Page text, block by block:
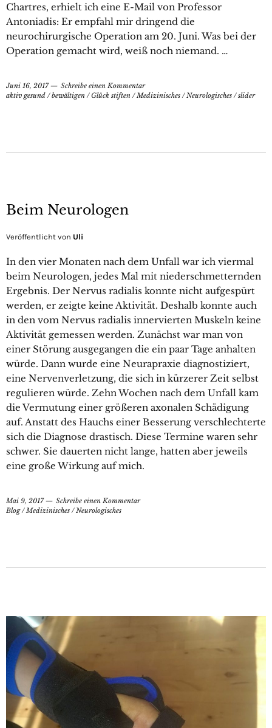
Chartres, erhielt ich eine E-Mail von Professor
Antoniadis: Er empfahl mir dringend die
neurochirurgische Operation am 20. Juni. Was bei der
Operation gemacht wird, weiß noch niemand. …
Juni 16, 2017
Schreibe einen Kommentar
aktiv gesund /bewältigen /Glück stiften /Medizinisches /Neurologisches /slider
Beim Neurologen
Veröffentlicht von Uli
In den vier Monaten nach dem Unfall war ich viermal
beim Neurologen, jedes Mal mit niederschmetternden
Ergebnis. Der Nervus radialis konnte nicht aufgespürt
werden, er zeigte keine Aktivität. Deshalb konnte auch
in den vom Nervus radialis innervierten Muskeln keine
Aktivität gemessen werden. Zunächst war man von
einer Störung ausgegangen die ein paar Tage anhalten
würde. Dann wurde eine Neurapraxie diagnostiziert,
eine Nervenverletzung, die sich in kürzerer Zeit selbst
regulieren würde. Zehn Wochen nach dem Unfall kam
die Vermutung einer größeren axonalen Schädigung
auf. Anstatt des Hauchs einer Besserung verschlechterte
sich die Diagnose drastisch. Diese Termine waren sehr
schwer. Sie dauerten nicht lange, hatten aber jeweils
eine große Wirkung auf mich.
Mai 9, 2017
Schreibe einen Kommentar
Blog/Medizinisches /Neurologisches